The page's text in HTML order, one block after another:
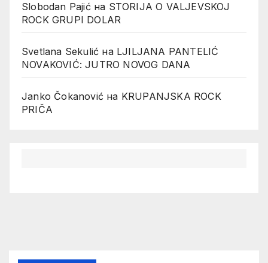
Slobodan Pajićна STORIJA O VALJEVSKOJ
ROCK GRUPI DOLAR
Svetlana Sekulić на LJILJANA PANTELIĆ
NOVAKOVIĆ: JUTRO NOVOG DANA
Janko Čokanović на KRUPANJSKA ROCK
PRIČA